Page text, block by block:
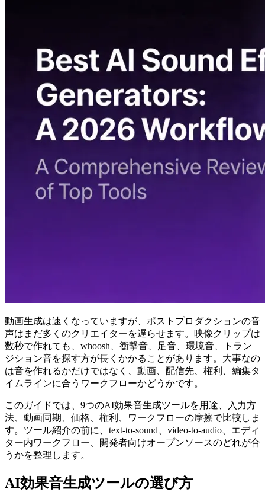
動画生成は速くなっていますが、ポストプロダクションの音
声はまだ多くのクリエイターを遅らせます。映像クリップは
数秒で作れても、whoosh、衝撃音、足音、環境音、トラン
ジション音を探す方が長くかかることがあります。大事なの
は音を作れるかだけではなく、動画、配信先、権利、編集タ
イムラインに合うワークフローかどうかです。
このガイドでは、9つのAI効果音生成ツールを用途、入力方
法、動画同期、価格、権利、ワークフローの摩擦で比較しま
す。ツール紹介の前に、text-to-sound、video-to-audio、エディ
ター内ワークフロー、開発者向けオープンソースのどれが合
うかを整理します。
AI効果音生成ツールの選び方